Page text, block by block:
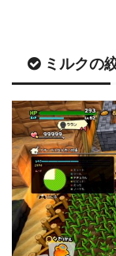
ミルクの